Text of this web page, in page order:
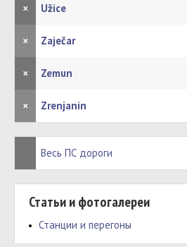
× Užice
× Zaječar
× Zemun
× Zrenjanin
Весь ПС дороги
Статьи и фотогалереи
Станции и перегоны